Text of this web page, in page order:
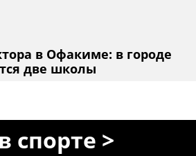
в Офакиме: в городе
две школы
спорте >